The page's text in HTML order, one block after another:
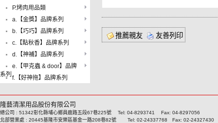
P.烤肉用品類
a.【金獎】品牌系列
b.【巧巧】品牌系列
c.【點秋香】品牌系列
d.【神補】品牌系列
e.【甲克蟲 & door】品牌
系列 f.【好神拖】品牌系列
推薦親友 友善列印
隆藝清潔用品股份有限公司
總公司 : 51342彰化縣埔心鄉員鹿路五段67巷225號 Tel: 04-8293741 Fax: 04-8297056
北部營業處 : 20445基隆市安樂區基金一路208巷82號 Tel: 02-24337768 Fax: 02-24327430